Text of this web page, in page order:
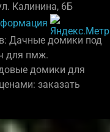
Калинина, 6Б
Дачные домики под
для пмж.
домики для
заказать